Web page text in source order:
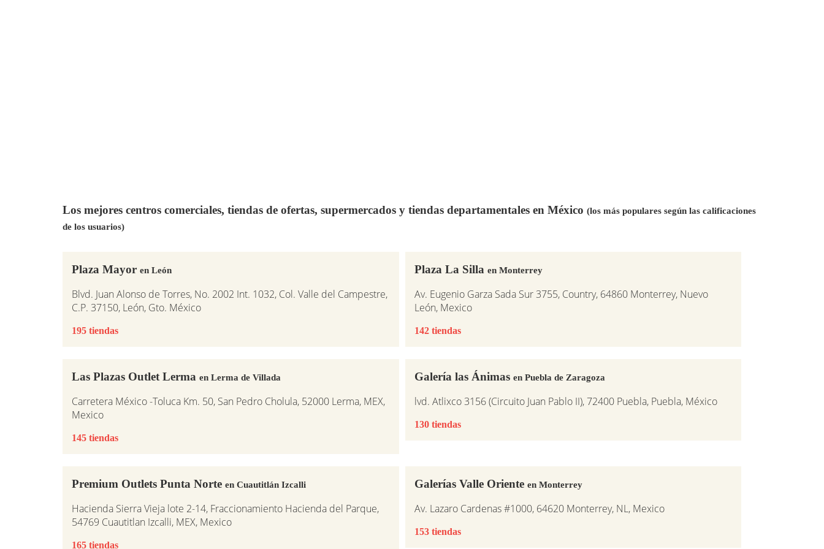
Los mejores centros comerciales, tiendas de ofertas, supermercados y tiendas departamentales en México (los más populares según las calificaciones
de los usuarios)
Plaza Mayor en León
Blvd. Juan Alonso de Torres, No. 2002 Int. 1032, Col. Valle del Campestre,
C.P. 37150, León, Gto. México
195 tiendas
Plaza La Silla en Monterrey
Av. Eugenio Garza Sada Sur 3755, Country, 64860 Monterrey, Nuevo
León, Mexico
142 tiendas
Las Plazas Outlet Lerma en Lerma de Villada
Carretera México -Toluca Km. 50, San Pedro Cholula, 52000 Lerma, MEX,
Mexico
145 tiendas
Galería las Ánimas en Puebla de Zaragoza
lvd. Atlixco 3156 (Circuito Juan Pablo II), 72400 Puebla, Puebla, México
130 tiendas
Premium Outlets Punta Norte en Cuautitlán Izcalli
Hacienda Sierra Vieja lote 2-14, Fraccionamiento Hacienda del Parque,
54769 Cuautitlan Izcalli, MEX, Mexico
165 tiendas
Galerías Valle Oriente en Monterrey
Av. Lazaro Cardenas #1000, 64620 Monterrey, NL, Mexico
153 tiendas